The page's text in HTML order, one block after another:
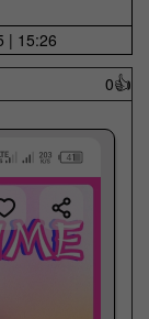
| 15:26
0👍